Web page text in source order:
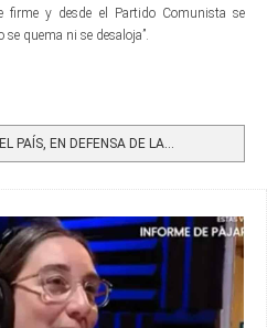
firme y desde el Partido Comunista se
se quema ni se desaloja”.
PAÍS, EN DEFENSA DE LA...